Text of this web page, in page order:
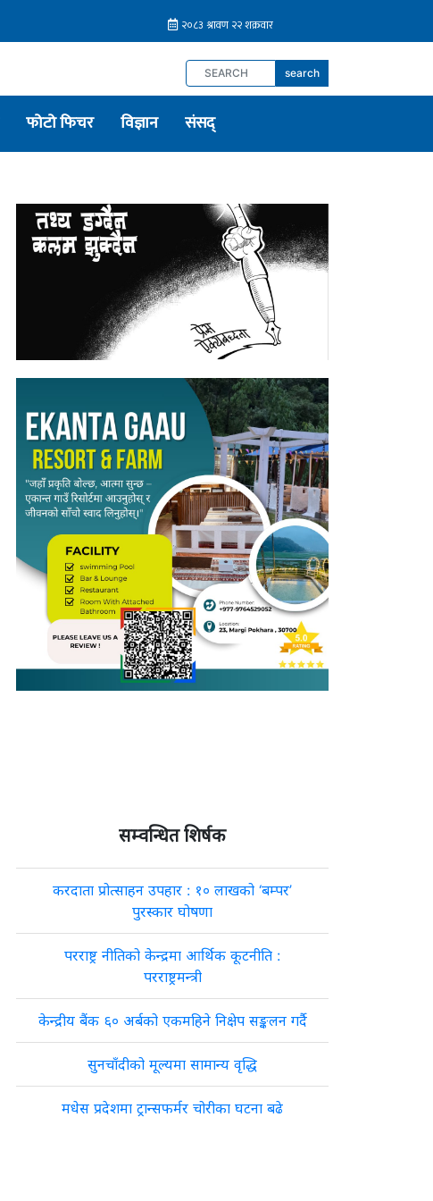
search
फोटो फिचर विज्ञान संसद्
सम्वन्धित शिर्षक
करदाता प्रोत्साहन उपहार : १० लाखको ‘बम्पर’
पुरस्कार घोषणा
परराष्ट्र नीतिको केन्द्रमा आर्थिक कूटनीति :
परराष्ट्रमन्त्री
केन्द्रीय बैंक ६० अर्बको एकमहिने निक्षेप सङ्कलन गर्दै
सुनचाँदीको मूल्यमा सामान्य वृद्धि
मधेस प्रदेशमा ट्रान्सफर्मर चोरीका घटना बढे